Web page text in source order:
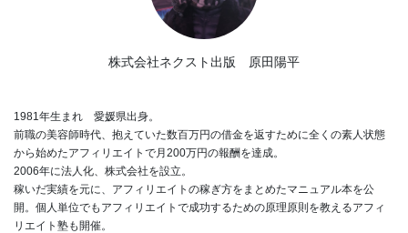
株式会社ネクスト出版 原田陽平
1981年生まれ 愛媛県出身。
前職の美容師時代、抱えていた数百万円の借金を返すために全くの素人状態
から始めたアフィリエイトで月200万円の報酬を達成。
2006年に法人化、株式会社を設立。
稼いだ実績を元に、アフィリエイトの稼ぎ方をまとめたマニュアル本を公
開。個人単位でもアフィリエイトで成功するための原理原則を教えるアフィ
リエイト塾も開催。